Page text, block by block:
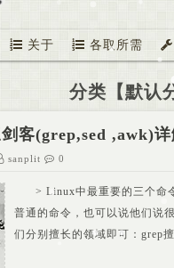
关于 各取所需
分类【默认
客(grep,sed ,awk)详
sanplit 0
> Linux中最重要的三个命
普通的命令，也可以说他们说
们分别擅长的领域即可：grep